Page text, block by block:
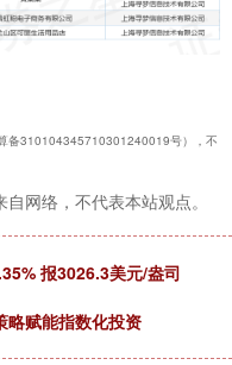
备310104345710301240019号），不
网络，不代表本站观点。
报3026.3美元/盎司
略赋能指数化投资